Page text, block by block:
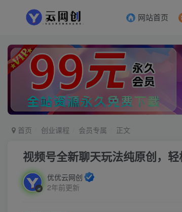
网站首页
首页 创业课程 会员专属 正文
视频号全新聊天玩法纯原创，轻
优优云网创
2年前更新